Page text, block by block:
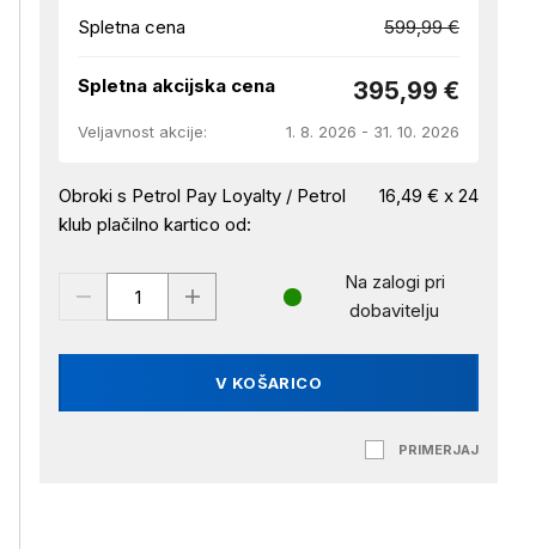
Spletna cena 599,99 €
Spletna akcijska cena 395,99 €
Veljavnost akcije: 1. 8. 2026 - 31. 10. 2026
Obroki s Petrol Pay Loyalty / Petrol
klub plačilno kartico od:
16,49 € x 24
V KOŠARICO
Na zalogi pri
dobavitelju
PRIMERJAJ